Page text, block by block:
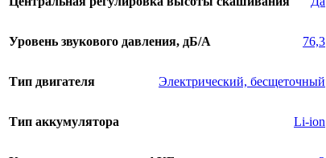
Уровень звукового давления, дБ/А 76,3
Тип двигателя Электрический, бесщеточный
Тип аккумулятора Li-ion